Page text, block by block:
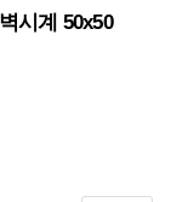
시계 50x50